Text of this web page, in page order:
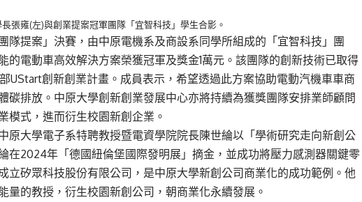
張雍(左)與創業提案冠軍團隊「宜智科技」學生合影。
隊提案」決賽，由中原電機系及商設系同學所組成的「宜智科技」團
的電動車高效解決方案榮獲冠軍及獎金1萬元。該團隊的創新技術已取得
UStart創新創業計畫。成員表示，希望透過此方案協助電動汽機車車商
碳排放。中原大學創新創業發展中心亦將持續為獲獎團隊安排業師顧問
模式，進而衍生校園新創企業。
原大學電子系特聘教授暨電資學院院長陳世綸以「學術研究走向新創公
在2024年「德國紐倫堡國際發明展」摘金，並成功將壓力感測器關鍵零
立矽眾科技股份有限公司，是中原大學新創公司商業化的成功範例。他
量的教授，衍生校園新創公司，朝商業化永續發展。